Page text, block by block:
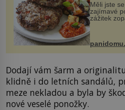
Měli jste
zajímavé
zážitek
snazšího.
Možná jste
Dodají vám šarm a
klidně i do letních sandálů,
meze nekladou a byla by
nové veselé ponožky.